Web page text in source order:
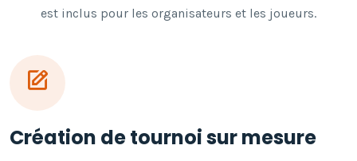
est inclus pour les organisateurs et les joueurs.
Création de tournoi sur mesure